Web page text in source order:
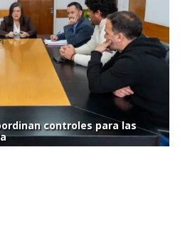
controles para las